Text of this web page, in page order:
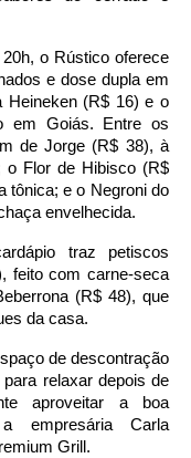
o Rústico oferece
e dose dupla em
Heineken (R$ 16) e o
em Goiás. Entre os
de Jorge (R$ 38), à
o Flor de Hibisco (R$
tônica; e o Negroni do
envelhecida.
traz petiscos
feito com carne-seca
(R$ 48), que
da casa.
de descontração
relaxar depois de
aproveitar a boa
empresária Carla
Grill.